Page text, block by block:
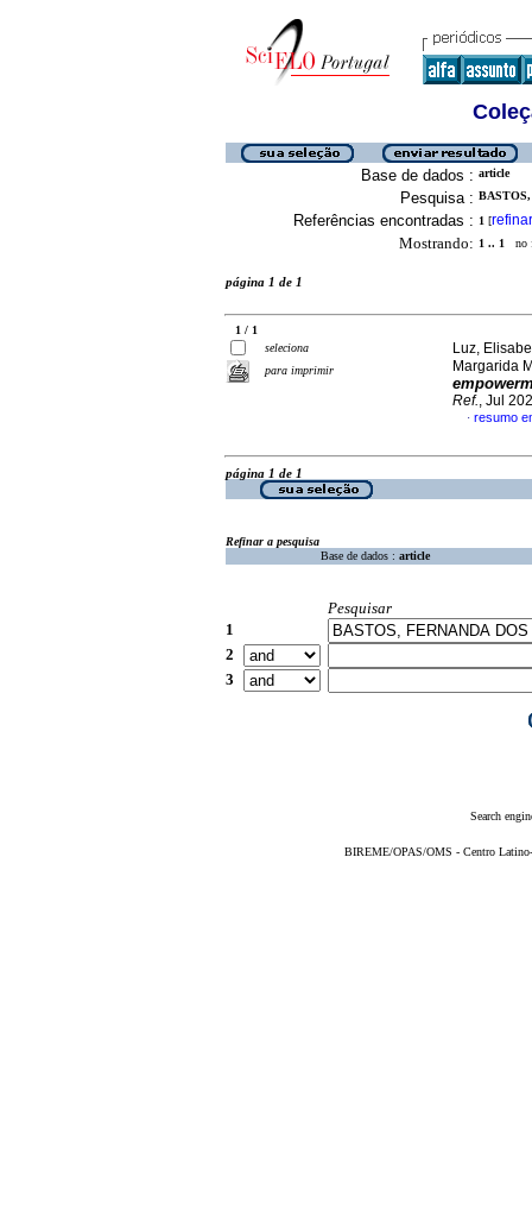
Base de dados : article
Pesquisa :
Referências encontradas : 1 [refinar
Mostrando: 1 .. 1 no
página 1 de 1
1 / 1
seleciona
para imprimir
Luz,
Margarida
Ref., Jul
· resumo
página 1 de 1
Refinar a pesquisa
Base de dados : article
Pesquisar
1
2
3
Search
BIREME/OPAS/OMS - Centro Latino-